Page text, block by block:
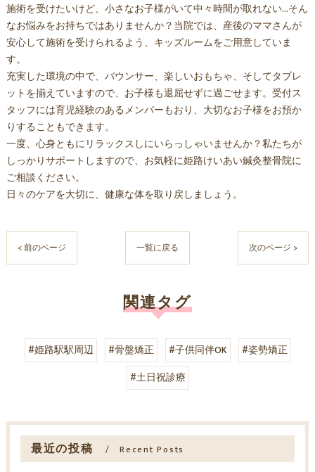
施術を受けたいけど、小さなお子様がいて中々時間が取れない…そん
なお悩みをお持ちではありませんか？当院では、産後のママさんが
安心して施術を受けられるよう、キッズルームをご用意していま
す。
充実した環境の中で、バウンサー、楽しいおもちゃ、そしてタブレ
ットを揃えていますので、お子様も退屈せずに過ごせます。受付ス
タッフには育児経験のあるメンバーもおり、大切なお子様をお預か
りすることもできます。
一度、心身ともにリラックスしにいらっしゃいませんか？私たちが
しっかりサポートしますので、お気軽に姫路けいあい鍼灸整骨院に
ご相談ください。
日々のケアを大切に、健康な体を取り戻しましょう。
< 前のページ 一覧に戻る 次のページ >
関連タグ
#姫路駅駅周辺 #骨盤矯正 #子供同伴OK
#姿勢矯正
#土日祝診療
最近の投稿 Recent Posts